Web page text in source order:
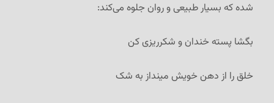
شده که بسیار طبیعی و روان جلوه می‌کند:
بگشا پسته خندان و شکرریزی کن
خلق را از دهن خویش مینداز به شک